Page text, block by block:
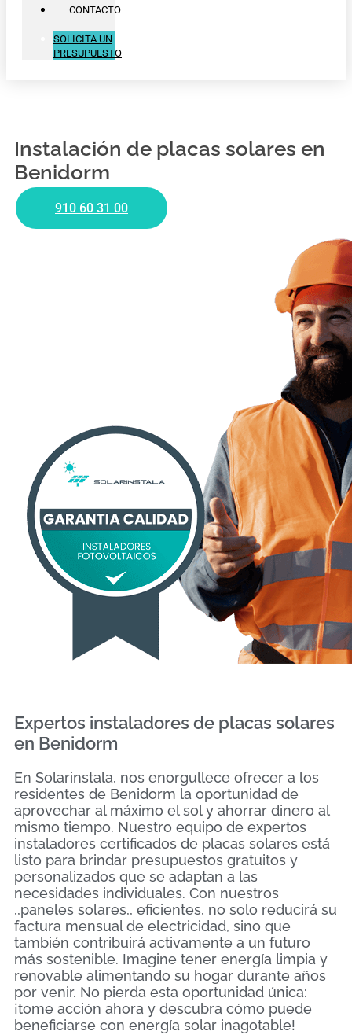
CONTACTO
SOLICITA UN
PRESUPUESTO
Instalación de placas solares en
Benidorm
910 60 31 00
Expertos instaladores de placas solares
en Benidorm
En Solarinstala, nos enorgullece ofrecer a los
residentes de Benidorm la oportunidad de
aprovechar al máximo el sol y ahorrar dinero al
mismo tiempo. Nuestro equipo de expertos
instaladores certificados de placas solares está
listo para brindar presupuestos gratuitos y
personalizados que se adaptan a las
necesidades individuales. Con nuestros
,,paneles solares,, eficientes, no solo reducirá su
factura mensual de electricidad, sino que
también contribuirá activamente a un futuro
más sostenible. Imagine tener energía limpia y
renovable alimentando su hogar durante años
por venir. No pierda esta oportunidad única:
¡tome acción ahora y descubra cómo puede
beneficiarse con energía solar inagotable!